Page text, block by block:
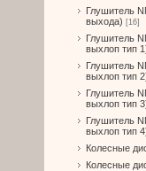
Глушитель
выхода) [16]
Глушитель
выхлоп тип
Глушитель
выхлоп тип
Глушитель
выхлоп тип
Глушитель
выхлоп тип
Колесные
Колесные